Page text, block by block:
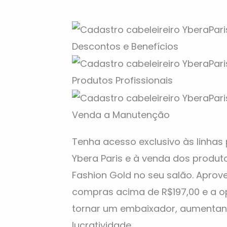
Descontos e Benefícios
Produtos Profissionais
Venda a Manutenção
Tenha acesso exclusivo às
Ybera Paris e à venda dos
Fashion Gold no seu salão.
compras acima de R$197,00 e a
tornar um embaixador,